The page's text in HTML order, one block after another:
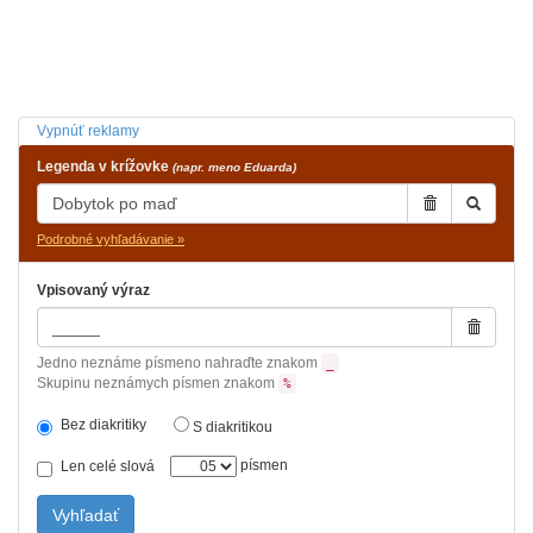
Vypnúť reklamy
Legenda v krížovke (napr. meno Eduarda)
Podrobné vyhľadávanie »
Vpisovaný výraz
Jedno neznáme písmeno nahraďte znakom
Skupinu neznámych písmen znakom %
Bez diakritiky S diakritikou
Len celé slová písmen
Vyhľadať